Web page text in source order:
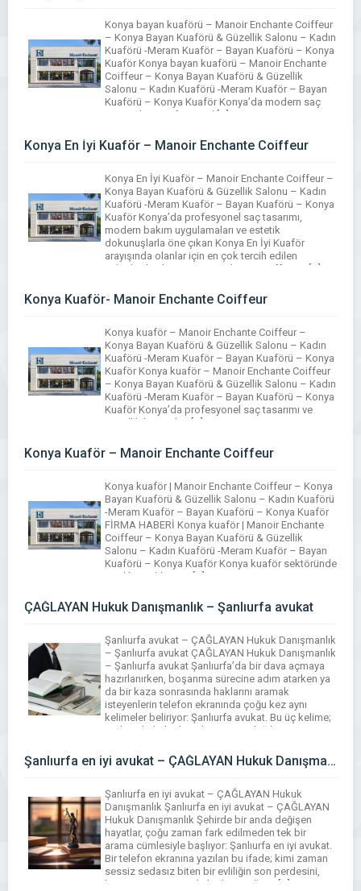
Konya bayan kuaförü – Manoir Enchante Coiffeur
– Konya Bayan Kuaförü & Güzellik Salonu – Kadın
Kuaförü -Meram Kuaför – Bayan Kuaförü – Konya
Kuaför Konya bayan kuaförü – Manoir Enchante
Coiffeur – Konya Bayan Kuaförü & Güzellik
Salonu – Kadın Kuaförü -Meram Kuaför – Bayan
Kuaförü – Konya Kuaför Konya’da modern saç
tasarımları, profesyonel […]
Konya En İyi Kuaför – Manoir Enchante Coiffeur
Konya En İyi Kuaför – Manoir Enchante Coiffeur –
Konya Bayan Kuaförü & Güzellik Salonu – Kadın
Kuaförü -Meram Kuaför – Bayan Kuaförü – Konya
Kuaför Konya’da profesyonel saç tasarımı,
modern bakım uygulamaları ve estetik
dokunuşlarla öne çıkan Konya En İyi Kuaför
arayışında olanlar için en çok tercih edilen
salonlardan biri Manoir Enchante Coiffeur – […]
Konya Kuaför- Manoir Enchante Coiffeur
Konya kuaför – Manoir Enchante Coiffeur –
Konya Bayan Kuaförü & Güzellik Salonu – Kadın
Kuaförü -Meram Kuaför – Bayan Kuaförü – Konya
Kuaför Konya kuaför – Manoir Enchante Coiffeur
– Konya Bayan Kuaförü & Güzellik Salonu – Kadın
Kuaförü -Meram Kuaför – Bayan Kuaförü – Konya
Kuaför Konya’da profesyonel saç tasarımı ve
güzellik hizmetleri […]
Konya Kuaför – Manoir Enchante Coiffeur
Konya kuaför | Manoir Enchante Coiffeur – Konya
Bayan Kuaförü & Güzellik Salonu – Kadın Kuaförü
-Meram Kuaför – Bayan Kuaförü – Konya Kuaför
FİRMA HABERİ Konya kuaför | Manoir Enchante
Coiffeur – Konya Bayan Kuaförü & Güzellik
Salonu – Kadın Kuaförü -Meram Kuaför – Bayan
Kuaförü – Konya Kuaför Konya kuaför sektöründe
yenilikçi yaklaşımı, […]
ÇAĞLAYAN Hukuk Danışmanlık – Şanlıurfa avukat
Şanlıurfa avukat – ÇAĞLAYAN Hukuk Danışmanlık
– Şanlıurfa avukat ÇAĞLAYAN Hukuk Danışmanlık
– Şanlıurfa avukat Şanlıurfa’da bir dava açmaya
hazırlanırken, boşanma sürecine adım atarken ya
da bir kaza sonrasında haklarını aramak
isteyenlerin telefon ekranında çoğu kez aynı
kelimeler beliriyor: Şanlıurfa avukat. Bu üç kelime;
sadece hukuki destek arayışını değil, aynı
Şanlıurfa en iyi avukat – ÇAĞLAYAN Hukuk Danışmanlık
Şanlıurfa en iyi avukat – ÇAĞLAYAN Hukuk
Danışmanlık Şanlıurfa en iyi avukat – ÇAĞLAYAN
Hukuk Danışmanlık Şehirde bir anda değişen
hayatlar, çoğu zaman fark edilmeden tek bir
arama cümlesiyle başlıyor: Şanlıurfa en iyi avukat.
Bir telefon ekranına yazılan bu ifade; kimi zaman
sessiz sedasız biten bir evliliğin son perdesini,
kimi zaman iş yerinde birikmiş yılların […]